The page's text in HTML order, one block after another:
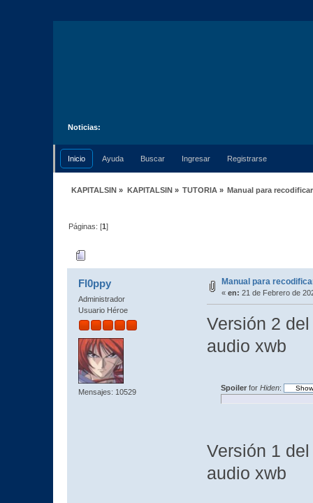
Noticias:
Inicio Ayuda Buscar Ingresar Registrarse
KAPITALSIN » KAPITALSIN» TUTORIA» Manual para
Páginas: [1]
Fl0ppy
Administrador
Usuario Héroe
Mensajes: 10529
Manual para
« en: 21 de Febrero de
Versión 2
audio xwb
Spoilerfor Hiden:
Versión 1
audio xwb